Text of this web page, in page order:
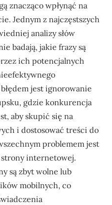
znacząco wpłynąć na
Jednym z najczęstszych
analizy słów
badają, jakie frazy są
ich potencjalnych
jest ignorowanie
gdzie konkurencja
aby skupić się na
i dostosować treści do
problemem jest
strony internetowej.
są zbyt wolne lub
mobilnych, co